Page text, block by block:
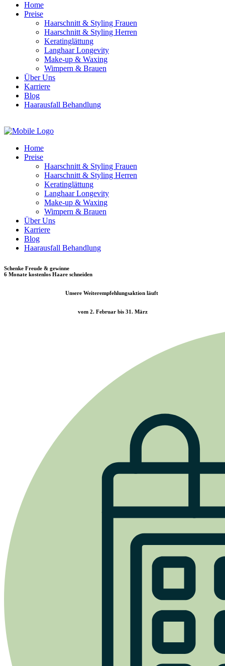
Home
Preise
Haarschnitt & Styling Frauen
Haarschnitt & Styling Herren
Keratinglättung
Langhaar Longevity
Make-up & Waxing
Wimpern & Brauen
Über Uns
Karriere
Blog
Haarausfall Behandlung
Home
Preise
Haarschnitt & Styling Frauen
Haarschnitt & Styling Herren
Keratinglättung
Langhaar Longevity
Make-up & Waxing
Wimpern & Brauen
Über Uns
Karriere
Blog
Haarausfall Behandlung
Schenke Freude & gewinne
6 Monate kostenlos Haare schneiden
Unsere Weiterempfehlungsaktion läuft
vom 2. Februar bis 31. März